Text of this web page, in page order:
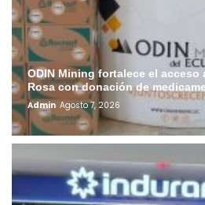
ODIN Mining fortalece el acceso
Rosa con donación de
Admin Agosto 7, 2026